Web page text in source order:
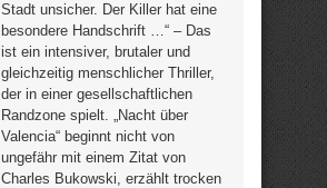
Stadt unsicher. Der Killer hat eine
besondere Handschrift …“ – Das
ist ein intensiver, brutaler und
gleichzeitig menschlicher Thriller,
der in einer gesellschaftlichen
Randzone spielt. „Nacht über
Valencia“ beginnt nicht von
ungefähr mit einem Zitat von
Charles Bukowski, erzählt trocken